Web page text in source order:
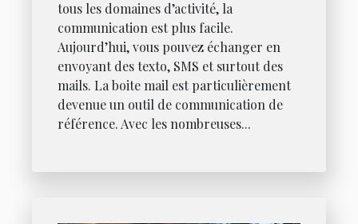
tous les domaines d’activité, la
communication est plus facile.
Aujourd’hui, vous pouvez échanger en
envoyant des texto, SMS et surtout des
mails. La boite mail est particulièrement
devenue un outil de communication de
référence. Avec les nombreuses...